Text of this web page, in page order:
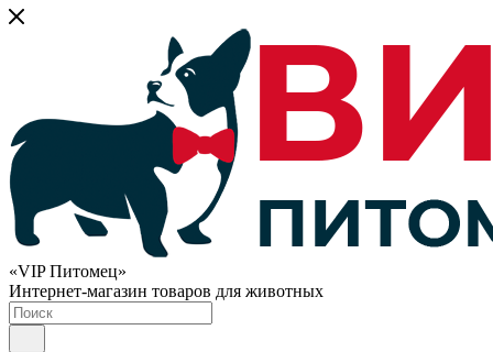
«VIP Питомец»
Интернет-магазин товаров для животных